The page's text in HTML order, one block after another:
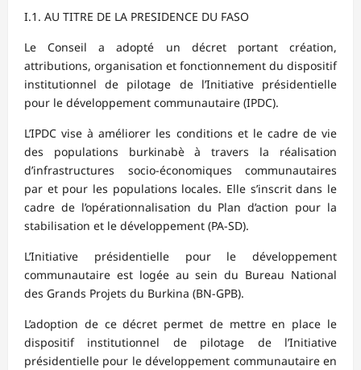
I.1. AU TITRE DE LA PRESIDENCE DU FASO
Le Conseil a adopté un décret portant création,
attributions, organisation et fonctionnement du dispositif
institutionnel de pilotage de l’Initiative présidentielle
pour le développement communautaire (IPDC).
L’IPDC vise à améliorer les conditions et le cadre de vie
des populations burkinabè à travers la réalisation
d’infrastructures socio-économiques communautaires
par et pour les populations locales. Elle s’inscrit dans le
cadre de l’opérationnalisation du Plan d’action pour la
stabilisation et le développement (PA-SD).
L’Initiative présidentielle pour le développement
communautaire est logée au sein du Bureau National
des Grands Projets du Burkina (BN-GPB).
L’adoption de ce décret permet de mettre en place le
dispositif institutionnel de pilotage de l’Initiative
présidentielle pour le développement communautaire en